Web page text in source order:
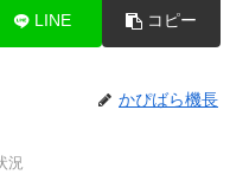
LINE コピー
かぴばら機長
況